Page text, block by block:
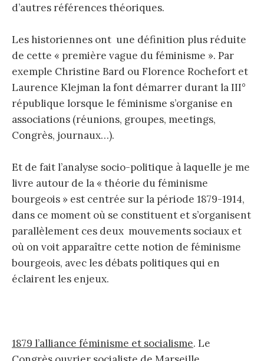
d’autres références théoriques.
Les historiennes ont une définition plus réduite
de cette « première vague du féminisme ». Par
exemple Christine Bard ou Florence Rochefort et
Laurence Klejman la font démarrer durant la III°
république lorsque le féminisme s’organise en
associations (réunions, groupes, meetings,
Congrès, journaux…).
Et de fait l’analyse socio-politique à laquelle je me
livre autour de la « théorie du féminisme
bourgeois » est centrée sur la période 1879-1914,
dans ce moment où se constituent et s’organisent
parallèlement ces deux mouvements sociaux et
où on voit apparaître cette notion de féminisme
bourgeois, avec les débats politiques qui en
éclairent les enjeux.
1879 l’alliance féminisme et socialisme. Le